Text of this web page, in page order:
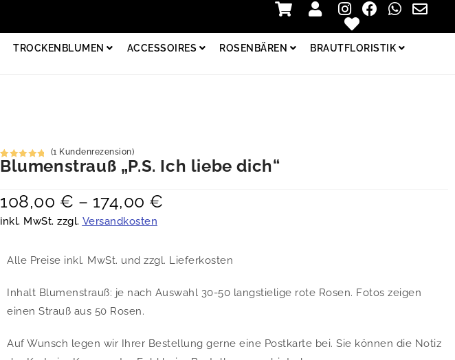
TROCKENBLUMEN ACCESSOIRES ROSENBÄREN BRAUTFLORISTIK
Bewertet
basierend
auf
1
(1 Kundenrezension)
Blumenstrauß „P.S. Ich liebe dich“
108,00 € – 174,00 €
inkl. MwSt. zzgl. Versandkosten
Alle Preise inkl. MwSt. und zzgl. Lieferkosten
Inhalt Blumenstrauß: je nach Auswahl 30-50 langstielige rote Rosen. Fotos zeigen
einen Strauß aus 50 Rosen.
Auf Wunsch legen wir Ihrer Bestellung gerne eine Postkarte bei. Sie können die Notiz